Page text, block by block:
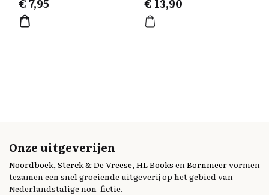
€7,95 € 13,90
Onze uitgeverijen
Noordboek, Sterck & De Vreese, HL Books en Bornmeervormen
tezamen een snel groeiende uitgeverij op het gebied van
Nederlandstalige non-fictie.